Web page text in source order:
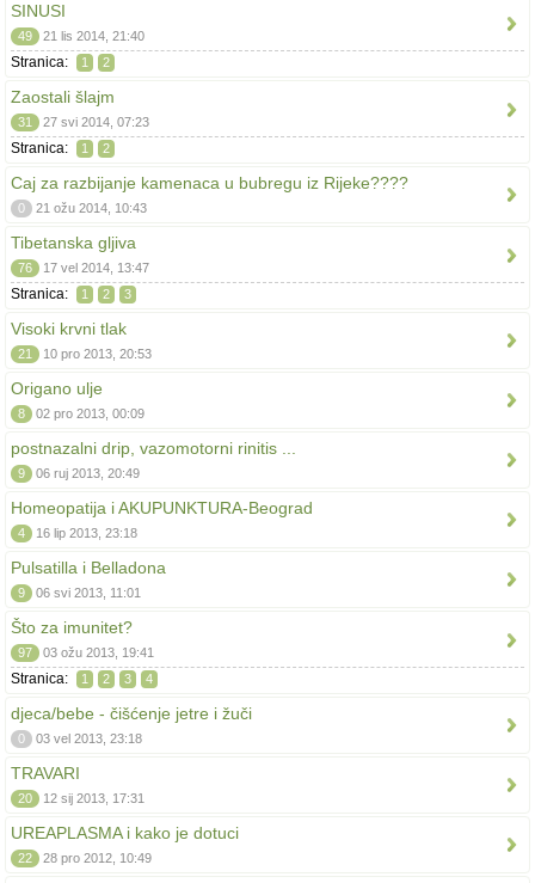
SINUSI
49 21 lis 2014, 21:40
Stranica: 1 2
Zaostali šlajm
31 27 svi 2014, 07:23
Stranica: 1 2
Caj za razbijanje kamenaca u bubregu iz Rijeke????
0 21 ožu 2014, 10:43
Tibetanska gljiva
76 17 vel 2014, 13:47
Stranica: 1 2 3
Visoki krvni tlak
21 10 pro 2013, 20:53
Origano ulje
8 02 pro 2013, 00:09
postnazalni drip, vazomotorni rinitis ...
9 06 ruj 2013, 20:49
Homeopatija i AKUPUNKTURA-Beograd
4 16 lip 2013, 23:18
Pulsatilla i Belladona
9 06 svi 2013, 11:01
Što za imunitet?
97 03 ožu 2013, 19:41
Stranica: 1 2 3 4
djeca/bebe - čišćenje jetre i žuči
0 03 vel 2013, 23:18
TRAVARI
20 12 sij 2013, 17:31
UREAPLASMA i kako je dotuci
22 28 pro 2012, 10:49